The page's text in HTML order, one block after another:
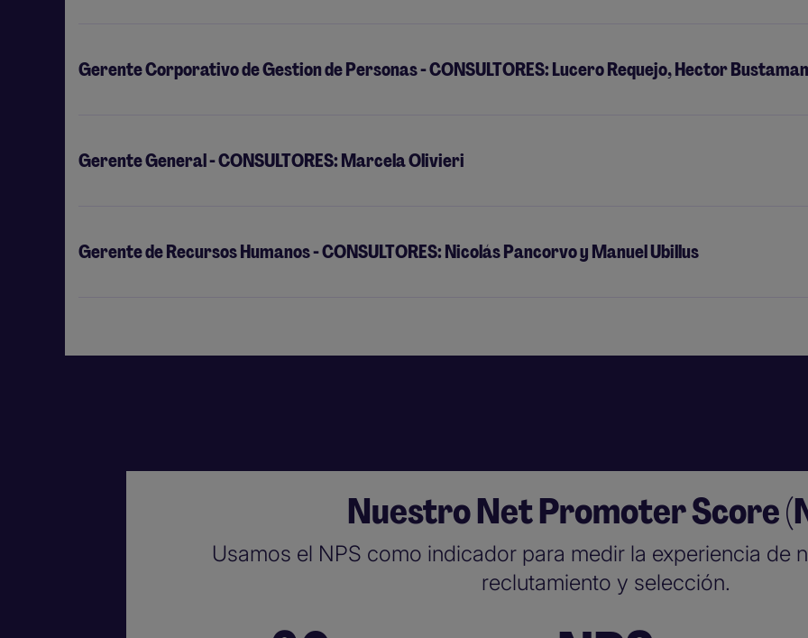
Gerente Corporativo de Gestion de Personas - CONSULTORES: Lucero Requejo, Hector
Gerente General - CONSULTORES: Marcela Olivieri
Gerente de Recursos Humanos - CONSULTORES: Nicolás Pancorvo y Manuel Ubillus
Nuestro Net Promoter Score
Usamos el NPS como indicador para medir la experiencia de
reclutamiento y selección.